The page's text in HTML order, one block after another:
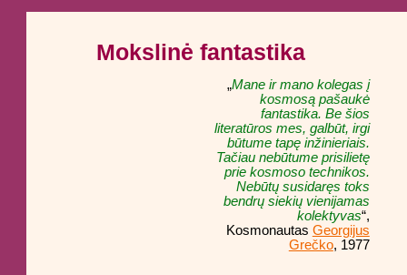
Mokslinė fantastika
„Mane ir mano kolegas į
kosmosą pašaukė
fantastika. Be šios
literatūros mes, galbūt, irgi
būtume tapę inžinieriais.
Tačiau nebūtume prisilietę
prie kosmoso technikos.
Nebūtų susidaręs toks
bendrų siekių vienijamas
kolektyvas“,
Kosmonautas Georgijus
Grečko, 1977